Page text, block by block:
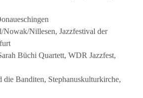
Nillesen, Jazzfestival der
Büchi Quartett, WDR Jazzfest,
die Banditen, Stephanuskulturkirche,